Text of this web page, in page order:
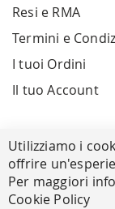
Resi e RMA
Termini e
I tuoi Ordini
Il tuo Account
Utilizziamo i
offrire
Per maggiori
Cookie Policy